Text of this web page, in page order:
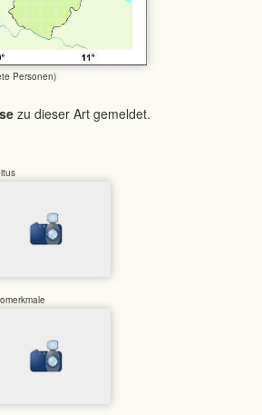
Personen)
zu dieser Art gemeldet.